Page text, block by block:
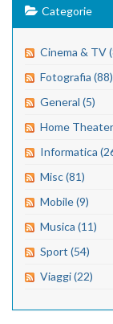
Categorie
Cinema & TV
Fotografia (88)
General (5)
Home
Informatica
Misc (81)
Mobile (9)
Musica (11)
Sport (54)
Viaggi (22)